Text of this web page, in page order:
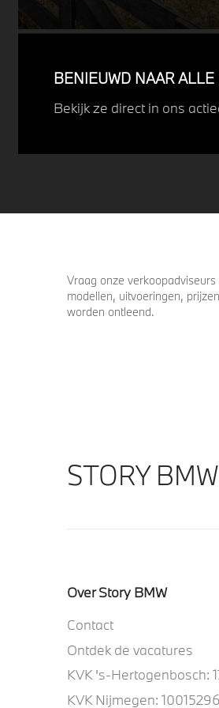
juist de details het verschil
details die ervoor zorgen
BENIEUWD NAAR
Bekijk ze direct in ons
Vraag onze
modellen, uitvoeringen,
worden ontleend.
STORY BMW
Over Story BMW
Contact
Ontdek de vacatures
KVK 's-Hertogenbosch:
KVK Nijmegen: 10015296